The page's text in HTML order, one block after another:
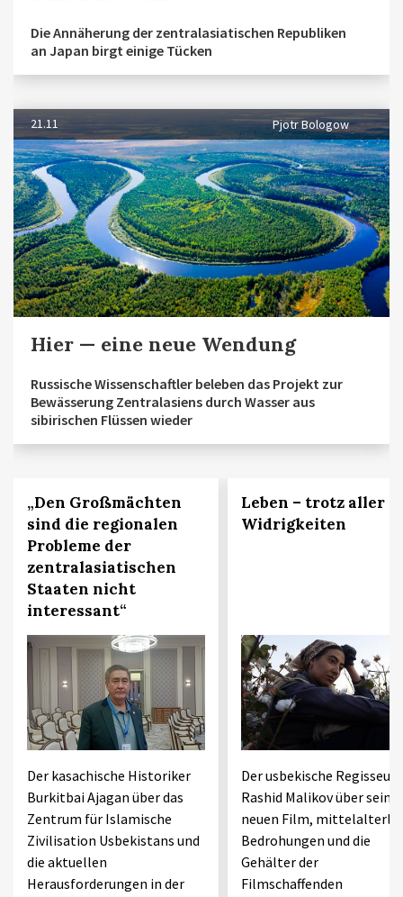
Die Annäherung der zentralasiatischen Republiken
an Japan birgt einige Tücken
21.11 Pjotr Bologow
Hier — eine neue Wendung
Russische Wissenschaftler beleben das Projekt zur
Bewässerung Zentralasiens durch Wasser aus
sibirischen Flüssen wieder
„Den Großmächten
sind die regionalen
Probleme der
zentralasiatischen
Staaten nicht
interessant“
Der kasachische Historiker
Burkitbai Ajagan über das
Zentrum für Islamische
Zivilisation Usbekistans und
die aktuellen
Herausforderungen in der
Leben – trotz aller
Widrigkeiten
Der usbekische Regisseur
Rashid Malikov über
neuen Film,
Bedrohungen und die
Gehälter der
Filmschaffenden